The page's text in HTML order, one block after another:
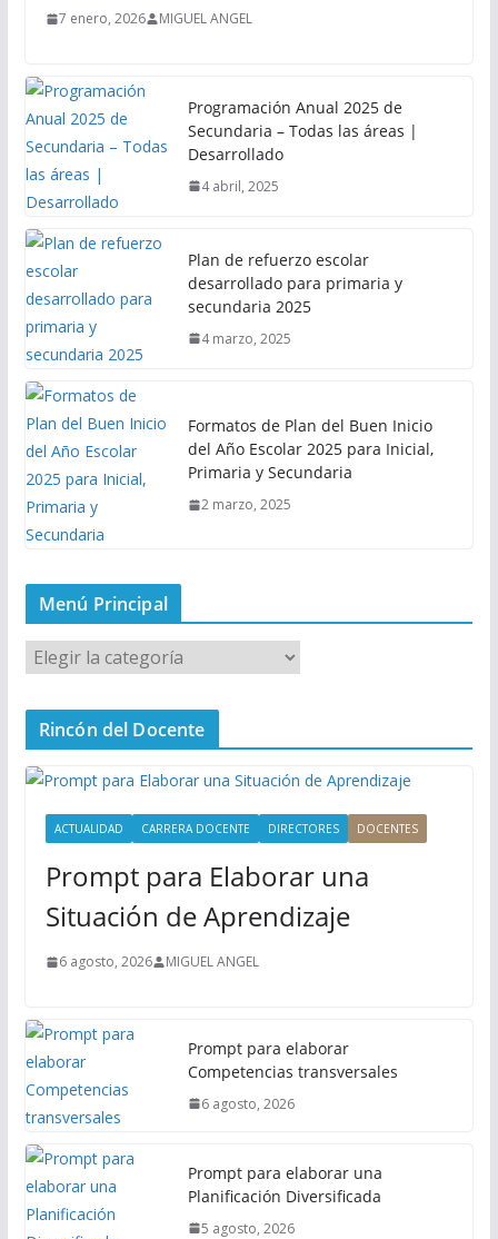
7 enero, 2026 MIGUEL ANGEL
Programación Anual 2025 de
Secundaria – Todas las áreas |
Desarrollado
4 abril, 2025
Plan de refuerzo escolar
desarrollado para primaria y
secundaria 2025
4 marzo, 2025
Formatos de Plan del Buen Inicio
del Año Escolar 2025 para Inicial,
Primaria y Secundaria
2 marzo, 2025
Menú Principal
M
e
n
P
Rincón del Docente
ACTUALIDAD CARRERA DOCENTE DIRECTORES DOCENTES
Prompt para Elaborar una
Situación de Aprendizaje
6 agosto, 2026 MIGUEL ANGEL
Prompt para elaborar
Competencias transversales
6 agosto, 2026
Prompt para elaborar una
Planificación Diversificada
5 agosto, 2026